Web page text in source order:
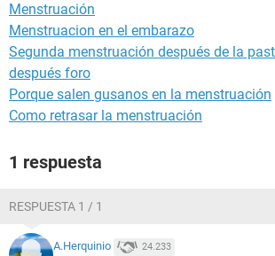
Menstruación
Menstruacion en el embarazo
Segunda menstruación después de la
después foro
Porque salen gusanos en la menstruación
Como retrasar la menstruación
1 respuesta
RESPUESTA 1 / 1
A.Herquinio 24.233